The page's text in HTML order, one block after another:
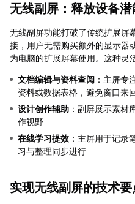
无线副屏：释放设备
无线副屏功能打破了传统扩展屏
接，用户无需购买额外的显示器
为电脑的扩展屏幕使用。这种灵
文档编辑与资料查阅：主屏专
资料或数据表格，避免窗口来
设计创作辅助：副屏展示素材
作视野
在线学习提效：主屏用于记录
习与整理同步进行
实现无线副屏的技术要